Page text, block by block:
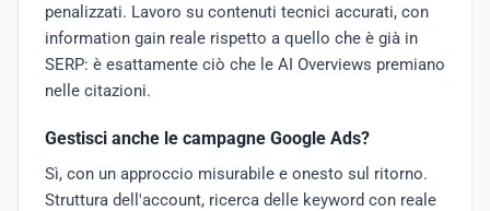
penalizzati. Lavoro su contenuti tecnici accurati, con
information gain reale rispetto a quello che è già in
SERP: è esattamente ciò che le AI Overviews premiano
nelle citazioni.
Gestisci anche le campagne Google Ads?
Sì, con un approccio misurabile e onesto sul ritorno.
Struttura dell'account, ricerca delle keyword con reale